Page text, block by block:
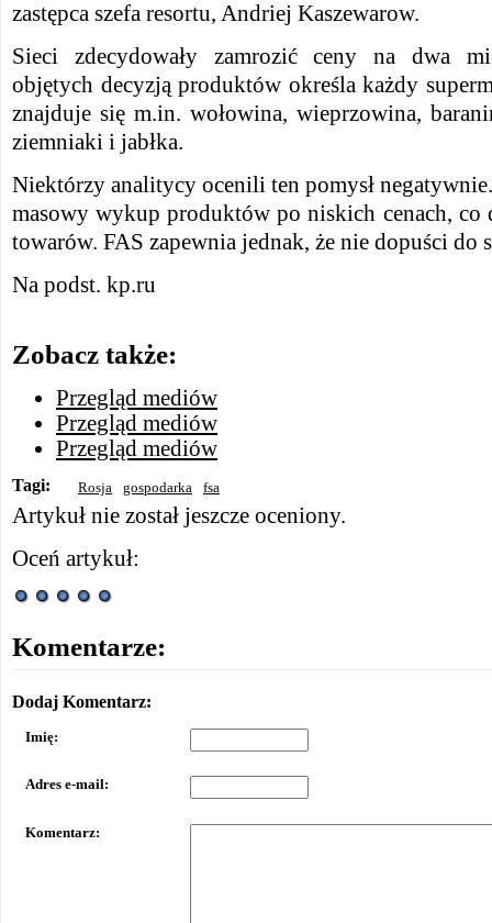
zastępca szefa resortu, Andriej Kaszewarow.
Sieci zdecydowały zamrozić ceny na dwa
objętych decyzją produktów określa każdy
znajduje się m.in. wołowina, wieprzowina,
ziemniaki i jabłka.
Niektórzy analitycy ocenili ten pomysł
masowy wykup produktów po niskich cenach,
towarów. FAS zapewnia jednak, że nie dopuści do
Na podst. kp.ru
Zobacz także:
Przegląd mediów
Przegląd mediów
Przegląd mediów
Tagi: Rosja gospodarka fsa
Artykuł nie został jeszcze oceniony.
Oceń artykuł:
Komentarze:
Dodaj Komentarz:
Imię:
Adres e-mail:
Komentarz: